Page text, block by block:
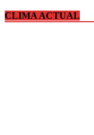
CLIMA ACTUAL